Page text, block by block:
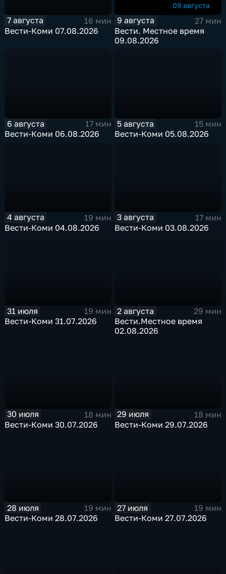
7 августа
16 мин
Вести-Коми 07.08.2026
09 августа
9 августа
27 мин
Вести. Местное время
09.08.2026
6 августа
17 мин
Вести-Коми 06.08.2026
5 августа
15 мин
Вести-Коми 05.08.2026
4 августа
19 мин
Вести-Коми 04.08.2026
3 августа
17 мин
Вести-Коми 03.08.2026
31 июля
19 мин
Вести-Коми 31.07.2026
2 августа
29 мин
Вести.Местное время
02.08.2026
30 июля
18 мин
Вести-Коми 30.07.2026
29 июля
18 мин
Вести-Коми 29.07.2026
28 июля
19 мин
Вести-Коми 28.07.2026
27 июля
19 мин
Вести-Коми 27.07.2026